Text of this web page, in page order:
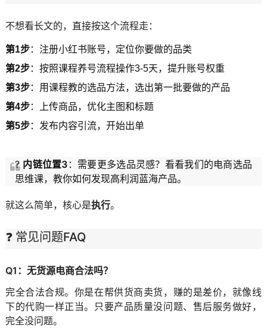
不想看长文的，直接按这个流程走：
第1步：注册小红书账号，定位你要做的品类
第2步：按照课程养号流程操作3-5天，提升账号权重
第3步：用课程教的选品方法，选出第一批要做的产品
第4步：上传商品，优化主图和标题
第5步：发布内容引流，开始出单
? 内链位置3 ：需要更多选品灵感？看看我们的电商选品
思维课，教你如何发现高利润蓝海产品。
就这么简单，核心是执行。
❓ 常见问题FAQ
Q1：无货源电商合法吗？
完全合法合规。你是在帮供货商卖货，赚的是差价，就像线
下的代购一样正当。只要产品质量没问题、售后服务做好，
完全没问题。